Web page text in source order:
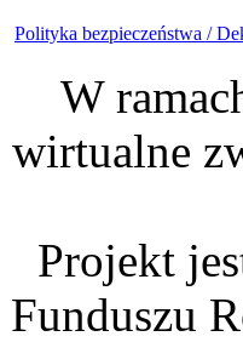
Polityka bezpieczeństwa /
W
wirtualne
Projekt
Funduszu